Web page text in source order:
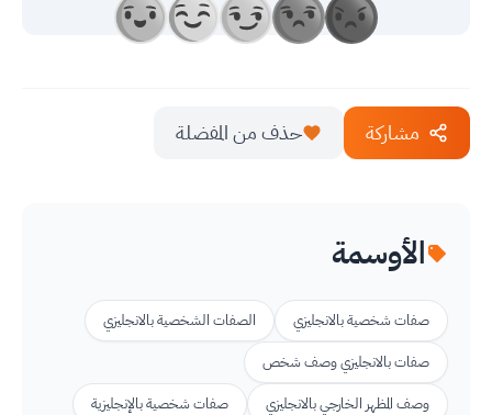
مشاركة حذف من المفضلة
الأوسمة
صفات شخصية بالانجليزي
الصفات الشخصية بالانجليزي
صفات بالانجليزي وصف شخص
وصف المظهر الخارجي بالانجليزي
صفات شخصية بالإنجليزية